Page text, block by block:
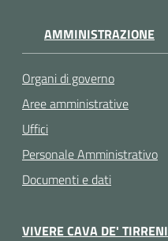
AMMINISTRAZIONE
Organi di governo
Aree amministrative
Uffici
Personale Amministrativo
Documenti e dati
VIVERE CAVA DE' TIRRENI